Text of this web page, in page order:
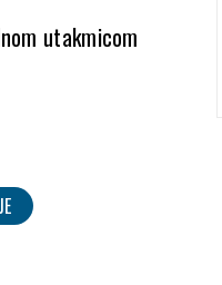
utakmicom